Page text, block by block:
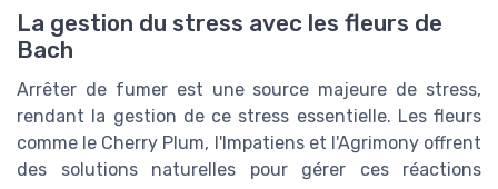
La gestion du stress avec les fleurs de
Bach
Arrêter de fumer est une source majeure de stress,
rendant la gestion de ce stress essentielle. Les fleurs
comme le Cherry Plum, l'Impatiens et l'Agrimony offrent
des solutions naturelles pour gérer ces réactions